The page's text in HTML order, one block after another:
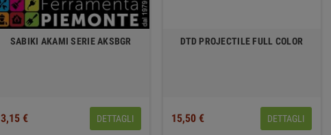
SABIKI AKAMI SERIE AKSBGR
3,15 € DETTAGLI
DTD PROJECTILE FULL COLOR
15,50 € DETTAGLI